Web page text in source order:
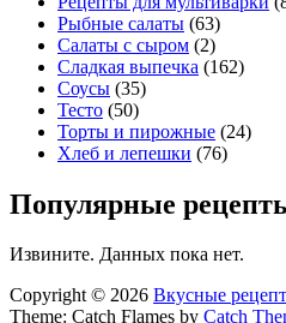
Рыбные салаты (63)
Салаты с сыром (2)
Сладкая выпечка (162)
Соусы (35)
Тесто (50)
Торты и пирожные (24)
Хлеб и лепешки (76)
Популярные
Извините. Данных пока нет.
Copyright © 2026 Вкусные
Theme: Catch Flames by Catch